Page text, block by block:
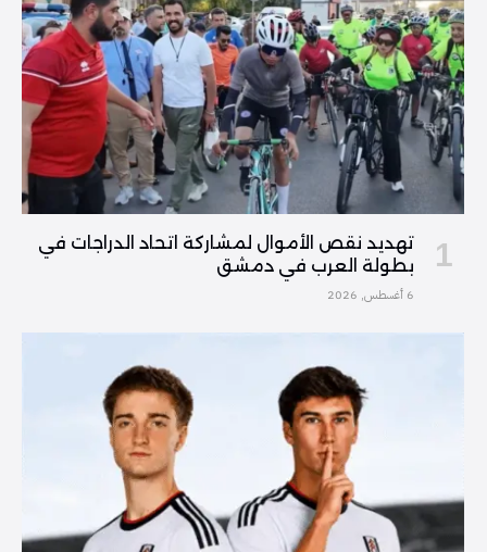
تهديد نقص الأموال لمشاركة اتحاد الدراجات في
بطولة العرب في دمشق
6 أغسطس, 2026